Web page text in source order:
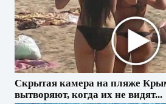
Скрытая камера на пляже
вытворяют, когда их не видят...